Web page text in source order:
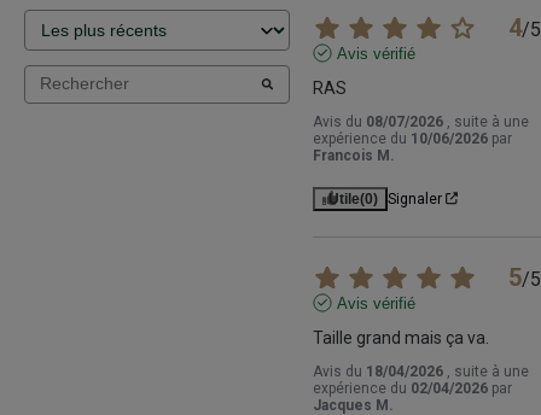
4/5
Avis vérifié
RAS
Avis du 08/07/2026
, suite à une
expérience du 10/06/2026 par
Francois M.
Utile(0) Signaler
5/5
Avis vérifié
Taille grand mais ça va.
Avis du 18/04/2026
, suite à une
expérience du 02/04/2026 par
Jacques M.